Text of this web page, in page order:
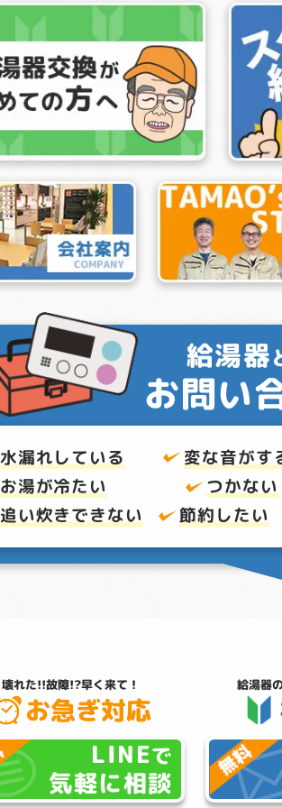
給湯器
お問い
水漏れしている 変な音がす
お湯が冷たい
つかない
追い炊きできない
節約したい
壊れた!!故障!?早く来て！
お急ぎ対応
LINEで
気軽に相談
給湯器